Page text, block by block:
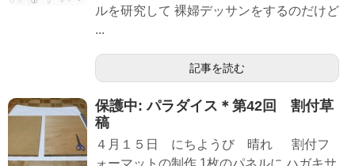
ルを研究して 裸婦デッサンをするのだけど
...
記事を読む
保護中: パラダイス＊第42回 割付草
稿
４月１５日 にちようび 晴れ 割付フ